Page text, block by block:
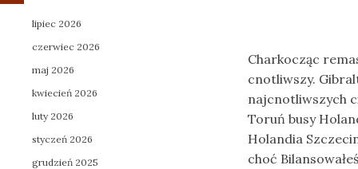
Charkocząc
cnotliwszy.
najcnotliwszych
Toruń busy
Holandia
choć
lipiec 2026
czerwiec 2026
maj 2026
kwiecień 2026
luty 2026
styczeń 2026
grudzień 2025